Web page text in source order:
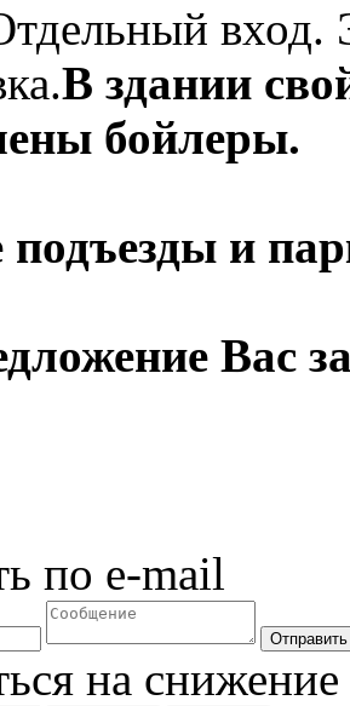
вход.
В здании
бойлеры.
и
Вас
по e-mail
на